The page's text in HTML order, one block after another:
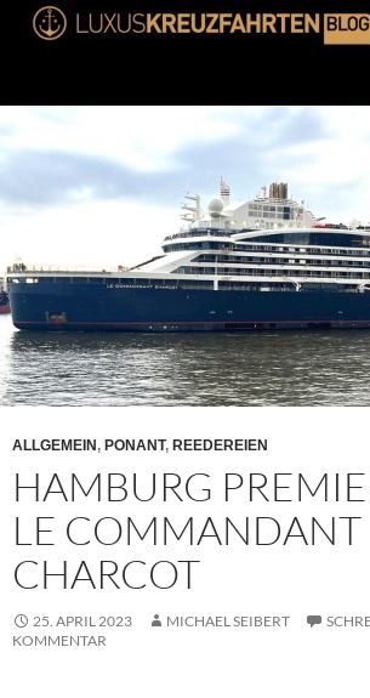
INHALT
SPRINGEN
ALLGEMEIN , PONANT, REEDEREIEN
HAMBURG
LE COMMANDANT
CHARCOT
25. APRIL 2023 MICHAEL SEIBERT
KOMMENTAR